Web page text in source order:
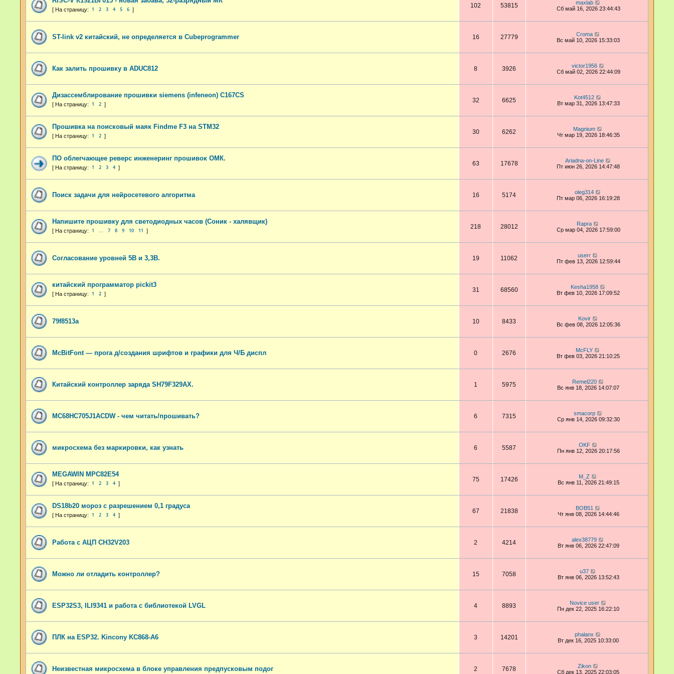
1 2 3 4 5 6
102 53815
maxlab
Сб май 16, 2026 23:44:43
ST-link v2 китайский, не определяется в Cubeprogrammer 16 27779
Croma
Вс май 10, 2026 15:33:03
Как залить прошивку в ADUC812 8 3926
victor1956
Сб май 02, 2026 22:44:09
Дизассемблирование прошивки siemens (infeneon) C167CS
1 2
32 6625
Kot4512
Вт мар 31, 2026 13:47:33
Прошивка на поисковый маяк Findme F3 на STM32
1 2
30 6262
Magnium
Чт мар 19, 2026 18:46:35
ПО облегчающее реверс инженеринг прошивок ОМК.
1 2 3 4
63 17678
Ariadna-on-Line
Пт июн 26, 2026 14:47:48
Поиск задачи для нейросетевого алгоритма 16 5174
oleg314
Пт мар 06, 2026 16:19:28
Напишите прошивку для светодиодных часов (Соник - халявщик)
1 … 7 8 9 10 11
218 28012
Rapra
Ср мар 04, 2026 17:59:00
Согласование уровней 5В и 3,3В. 19 11062
userr
Пт фев 13, 2026 12:59:44
китайский программатор pickit3
1 2
31 68560
Kesha1958
Вт фев 10, 2026 17:09:52
79f8513a 10 8433
Kovir
Вс фев 08, 2026 12:05:36
McBitFont — прога д/создания шрифтов и графики для Ч/Б диспл 0 2676
McFLY
Вт фев 03, 2026 21:10:25
Китайский контроллер заряда SH79F329АХ. 1 5975
Remel220
Вс янв 18, 2026 14:07:07
MC68HC705J1ACDW - чем читать/прошивать? 6 7315
smacorp
Ср янв 14, 2026 09:32:30
микросхема без маркировки, как узнать 6 5587
OKF
Пн янв 12, 2026 20:17:56
MEGAWIN MPC82E54
1 2 3 4
75 17426
M_Z
Вс янв 11, 2026 21:49:15
DS18b20 мороз с разрешением 0,1 градуса
1 2 3 4
67 21838
BOB51
Чт янв 08, 2026 14:44:46
Работа с АЦП CH32V203 2 4214
alex38779
Вт янв 06, 2026 22:47:09
Можно ли отладить контроллер? 15 7058
u37
Вт янв 06, 2026 13:52:43
ESP32S3, ILI9341 и работа с библиотекой LVGL 4 8893
Novice user
Пн дек 22, 2025 16:22:10
ПЛК на ESP32. Kincony KC868-A6 3 14201
phalanx
Вт дек 16, 2025 10:33:00
Неизвестная микросхема в блоке управления предпусковым подог 2 7678
Zikon
Сб дек 13, 2025 22:03:05